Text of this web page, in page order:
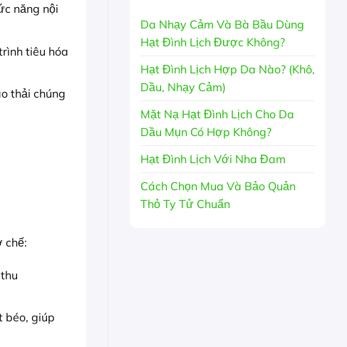
năng nội
tiêu hóa
thải chúng
chế:
béo, giúp
Da Nhạy Cảm Và Bà Bầu Dùng
Hạt Đình Lịch Được Không?
Hạt Đình Lịch Hợp Da Nào? (Khô,
Dầu, Nhạy Cảm)
Mặt Nạ Hạt Đình Lịch Cho Da
Dầu Mụn Có Hợp Không?
Hạt Đình Lịch Với Nha Đam
Cách Chọn Mua Và Bảo Quản
Thỏ Ty Tử Chuẩn